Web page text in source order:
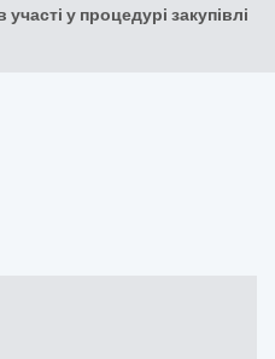
у процедурі закупівлі